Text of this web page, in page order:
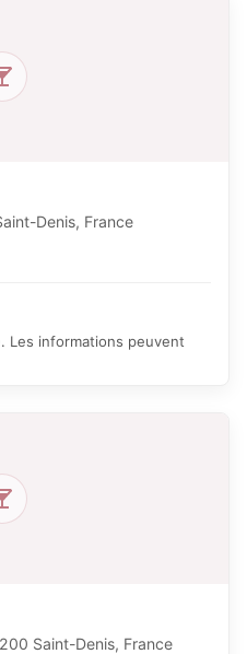
Denis, France
Les informations peuvent
Saint-Denis, France